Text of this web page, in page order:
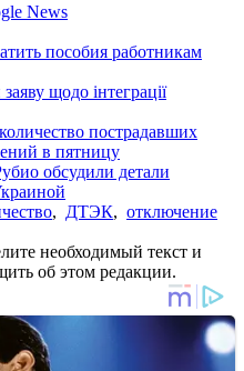
News
пособия работникам
щодо інтеграції
пострадавших
в пятницу
обсудили детали
, ДТЭК, отключение
необходимый текст и
об этом редакции.